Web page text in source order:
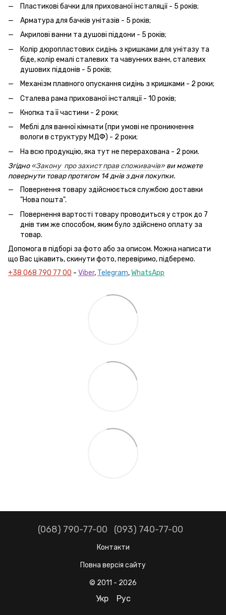
Пластикові бачки для прихованої інсталяції - 5 років;
Арматура для бачків унітазів - 5 років;
Акрилові ванни та душові піддони - 5 років;
Колір дюропластових сидінь з кришками для унітазу та
біде, колір емалі сталевих та чавунних ванн, сталевих
душових піддонів - 5 років;
Механізм плавного опускання сидінь з кришками - 2 роки;
Сталева рама прихованої інсталяції - 10 років;
Кнопка та її частини - 2 роки;
Меблі для ванної кімнати (при умові не проникнення
вологи в структуру МДФ) - 2 роки;
На всю продукцію, яка тут не перерахована - 2 роки.
Згідно«Закону про захист прав споживачів» ви можете
повернути товар протягом 14 днів з дня покупки.
Повернення товару здійснюється службою доставки
"Нова пошта".
Повернення вартості товару проводиться у строк до 7
днів тим же способом, яким було здійснено оплату за
товар.
Допомога в підборі за фото або за описом. Можна написати
що Вас цікавить, скинути фото, перевіримо, підберемо.
+38 068 790 77 00 - Viber, Telegram,WhatsApp
(068) 790-77-00 (093) 740-77-00
Контакти
Повна версія сайту
© 2011 - 2026
Укр Рус